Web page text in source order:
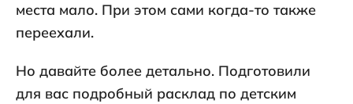
места мало. При этом сами когда-то также
переехали.
Но давайте более детально. Подготовили
для вас подробный расклад по детским